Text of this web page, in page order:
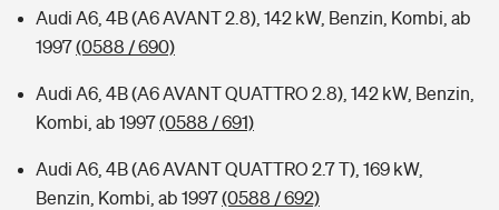
Audi A6, 4B (A6 AVANT 2.8), 142 kW, Benzin, Kombi, ab
1997(0588 / 690)
Audi A6, 4B (A6 AVANT QUATTRO 2.8), 142 kW, Benzin,
Kombi, ab 1997(0588 / 691)
Audi A6, 4B (A6 AVANT QUATTRO 2.7 T), 169 kW,
Benzin, Kombi, ab 1997(0588 / 692)